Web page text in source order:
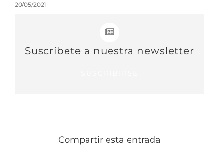
20/05/2021
Suscríbete a nuestra newsletter
Compartir esta entrada